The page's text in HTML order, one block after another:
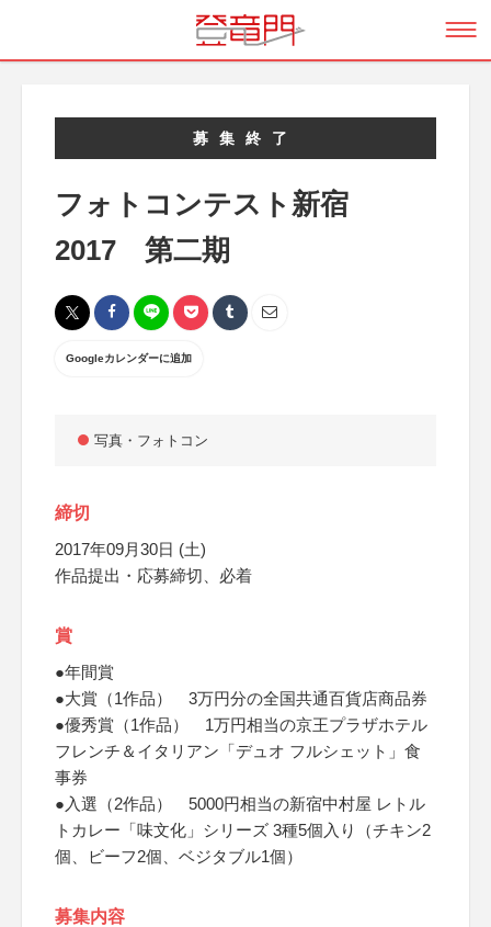
募集終了
フォトコンテスト新宿
2017 第二期
Googleカレンダーに追加
写真・フォトコン
締切
2017年09月30日 (土)
作品提出・応募締切、必着
賞
●年間賞
●大賞（1作品） 3万円分の全国共通百貨店商品券
●優秀賞（1作品） 1万円相当の京王プラザホテル
フレンチ＆イタリアン「デュオ フルシェット」食
事券
●入選（2作品） 5000円相当の新宿中村屋 レトル
トカレー「味文化」シリーズ 3種5個入り（チキン2
個、ビーフ2個、ベジタブル1個）
募集内容